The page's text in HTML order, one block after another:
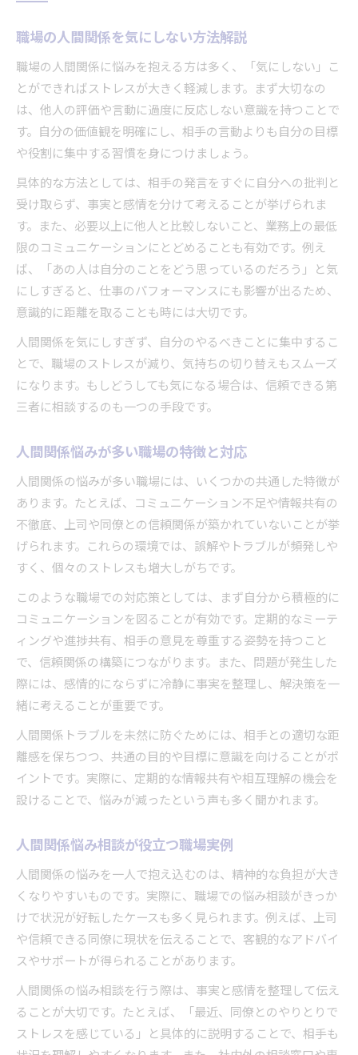
職場の人間関係を気にしない方法解説
職場の人間関係に悩みを抱える方は多く、「気にしない」こ
とができればストレスが大きく軽減します。まず大切なの
は、他人の評価や言動に過度に反応しない意識を持つことで
す。自分の価値観を明確にし、相手の言動よりも自分の目標
や役割に集中する習慣を身につけましょう。
具体的な方法としては、相手の発言をすぐに自分への批判と
受け取らず、事実と感情を分けて考えることが挙げられま
す。また、必要以上に他人と比較しないこと、業務上の最低
限のコミュニケーションにとどめることも有効です。例え
ば、「あの人は自分のことをどう思っているのだろう」と気
にしすぎると、仕事のパフォーマンスにも影響が出るため、
意識的に距離を取ることも時には大切です。
人間関係を気にしすぎず、自分のやるべきことに集中するこ
とで、職場のストレスが減り、気持ちの切り替えもスムーズ
になります。もしどうしても気になる場合は、信頼できる第
三者に相談するのも一つの手段です。
人間関係悩みが多い職場の特徴と対応
人間関係の悩みが多い職場には、いくつかの共通した特徴が
あります。たとえば、コミュニケーション不足や情報共有の
不徹底、上司や同僚との信頼関係が築かれていないことが挙
げられます。これらの環境では、誤解やトラブルが頻発しや
すく、個々のストレスも増大しがちです。
このような職場での対応策としては、まず自分から積極的に
コミュニケーションを図ることが有効です。定期的なミーテ
ィングや進捗共有、相手の意見を尊重する姿勢を持つこと
で、信頼関係の構築につながります。また、問題が発生した
際には、感情的にならずに冷静に事実を整理し、解決策を一
緒に考えることが重要です。
人間関係トラブルを未然に防ぐためには、相手との適切な距
離感を保ちつつ、共通の目的や目標に意識を向けることがポ
イントです。実際に、定期的な情報共有や相互理解の機会を
設けることで、悩みが減ったという声も多く聞かれます。
人間関係悩み相談が役立つ職場実例
人間関係の悩みを一人で抱え込むのは、精神的な負担が大き
くなりやすいものです。実際に、職場での悩み相談がきっか
けで状況が好転したケースも多く見られます。例えば、上司
や信頼できる同僚に現状を伝えることで、客観的なアドバイ
スやサポートが得られることがあります。
人間関係の悩み相談を行う際は、事実と感情を整理して伝え
ることが大切です。たとえば、「最近、同僚とのやりとりで
ストレスを感じている」と具体的に説明することで、相手も